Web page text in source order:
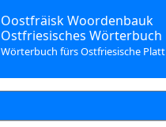
Oostfräisk Woordenbauk
Ostfriesisches Wörterbuch
Wörterbuch fürs Ostfriesische Platt